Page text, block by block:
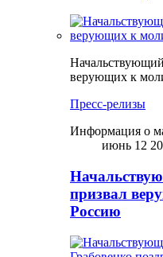
верующих к
Пресс-релизы
Информация о
июнь 12
призвал
Россию